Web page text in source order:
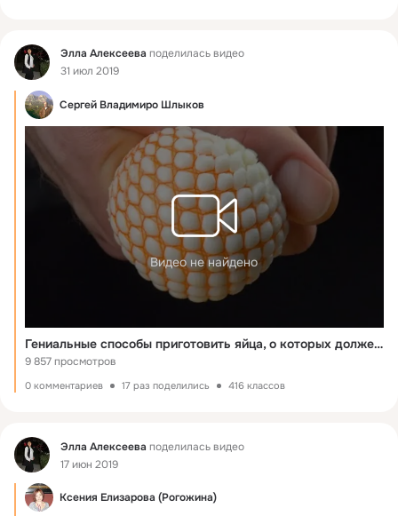
Фид Элла Алексеева поделилась видео
31 июл 2019
Сергей Владимиро Шлыков
Видео не найдено
Гениальные способы приготовить яйца, о которых должен знать каждый.
9 857 просмотров
0 комментариев 17 раз поделились 416 классов
Фид Элла Алексеева поделилась видео
17 июн 2019
Ксения Елизарова (Рогожина)